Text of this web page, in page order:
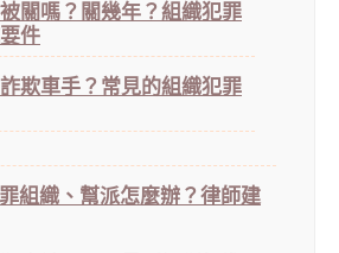
關嗎？關幾年？組織犯罪
件
欺車手？常見的組織犯罪
組織、幫派怎麼辦？律師建